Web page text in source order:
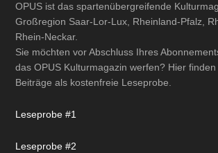
OPUS ist das spartenübergreifende
Großregion Saar-Lor-Lux, Rheinland-Pfalz,
Rhein-Neckar.
Sie möchten vor Abschluss Ihres
das OPUS Kulturmagazin werfen? Hier
Beiträge als kostenfreie Leseprobe.
Leseprobe #1
Leseprobe #2